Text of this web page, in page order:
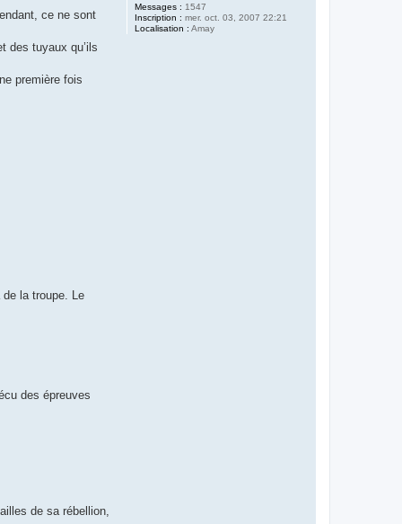
Messages : 1547
Inscription : mer. oct. 03, 2007 22:21
Localisation : Amay
ce ne sont
des tuyaux qu’ils
première fois
de la troupe. Le
des épreuves
de sa rébellion,